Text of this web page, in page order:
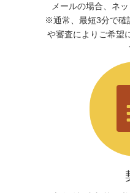
メールの場合、ネ
※通常、最短3分で確
や審査によりご希望